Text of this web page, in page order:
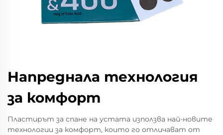
Напреднала технология
за комфорт
Пластирът за спане на устата използва най-новите
технологии за комфорт, които го отличават от